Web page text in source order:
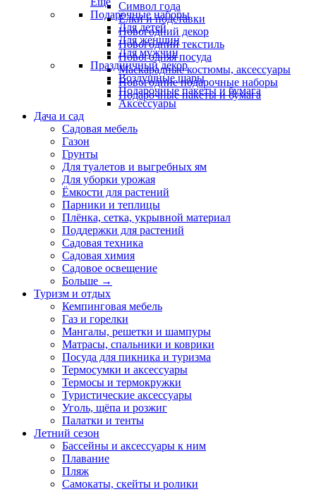
Символ года
Ёлки и подставки
Новогодний декор
Новогодний текстиль
Новогодняя посуда
Маскарадные костюмы, аксессуары
Новогодние подарочные наборы
Подарочные пакеты и бумага
Подарочные наборы
Для детей
Для женщин
Для мужчин
Праздничный декор
Воздушные шары
Подарочные пакеты и бумага
Аксессуары
Дача и сад
Садовая мебель
Газон
Грунты
Для туалетов и выгребных ям
Для уборки урожая
Ёмкости для растений
Парники и теплицы
Плёнка, сетка, укрывной материал
Поддержки для растений
Садовая техника
Садовая химия
Садовое освещение
Больше →
Туризм и отдых
Кемпинговая мебель
Газ и горелки
Мангалы, решетки и шампуры
Матрасы, cпальники и коврики
Посуда для пикника и туризма
Термосумки и аксессуары
Термосы и термокружки
Туристические аксессуары
Уголь, щёпа и розжиг
Палатки и тенты
Летний сезон
Бассейны и аксессуары к ним
Плавание
Пляж
Самокаты, скейты и ролики